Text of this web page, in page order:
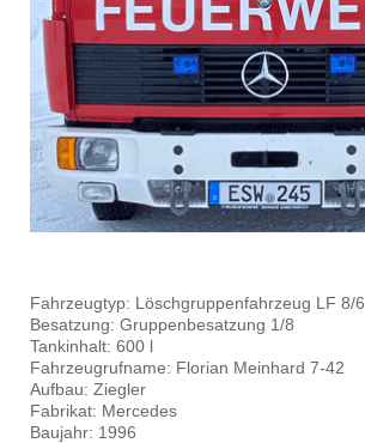
Fahrzeugtyp: Löschgruppenfahrzeug LF 8/6
Besatzung: Gruppenbesatzung 1/8
Tankinhalt: 600 l
Fahrzeugrufname: Florian Meinhard 7-42
Aufbau: Ziegler
Fabrikat: Mercedes
Baujahr: 1996